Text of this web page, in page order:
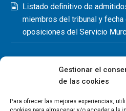
Gestionar el
de las cookies
Para ofrecer las mejores experiencias,
Listado definitivo de
miembros del tribunal y fecha
oposiciones del Servicio